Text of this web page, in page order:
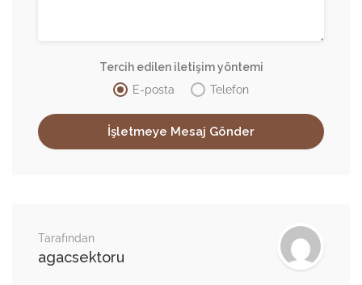
Tercih edilen iletişim yöntemi
E-posta
Telefon
Tarafından
agacsektoru